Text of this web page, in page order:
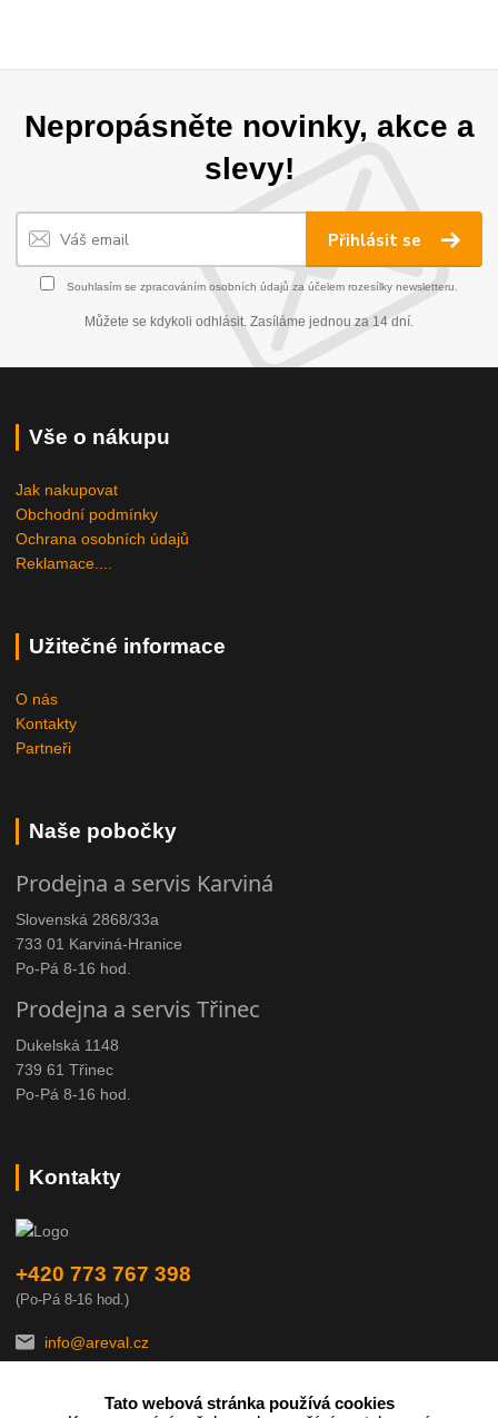
Nepropásněte novinky, akce a
slevy!
Přihlásit se
Souhlasím se zpracováním osobních údajů za účelem rozesílky newsletteru.
Můžete se kdykoli odhlásit. Zasíláme jednou za 14 dní.
Vše o nákupu
Jak nakupovat
Obchodní podmínky
Ochrana osobních údajů
Reklamace....
Užitečné informace
O nás
Kontakty
Partneři
Naše pobočky
Prodejna a servis Karviná
Slovenská 2868/33a
733 01 Karviná-Hranice
Po-Pá 8-16 hod.
Prodejna a servis Třinec
Dukelská 1148
739 61 Třinec
Po-Pá 8-16 hod.
Kontakty
+420 773 767 398
(Po-Pá 8-16 hod.)
info@areval.cz
Tato webová stránka používá cookies